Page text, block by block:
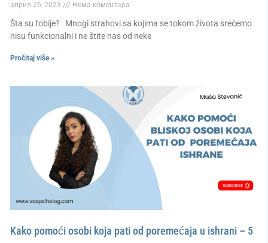
април 26, 2023 Нема коментара
Šta su fobije? Mnogi strahovi sa kojima se tokom života srećemo
nisu funkcionalni i ne štite nas od neke
Pročitaj više »
Kako pomoći osobi koja pati od poremećaja u ishrani – 5